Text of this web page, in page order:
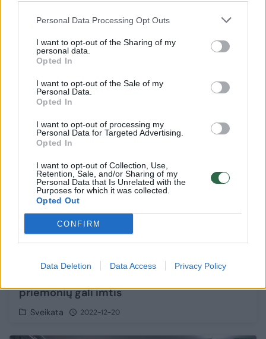
Personal Data Processing Opt Outs
I want to opt-out of the Sharing of my
personal data.
Opted In
I want to opt-out of the Sale of my
Personal Data.
Opted In
I want to opt-out of processing my
Personal Data for Targeted Advertising.
Opted In
I want to opt-out of Collection, Use,
Retention, Sale, and/or Sharing of my
Personal Data that Is Unrelated with the
Purposes for which it was collected.
Opted Out
CONFIRM
Data Deletion Data Access Privacy Policy
jau yra mirčių, epidemija – tik laiko
Sveikata 2024-01-18
Žinia vilniečiams – sergamumas gripu
priemonių gali imtis
Sveikata 2022-12-20